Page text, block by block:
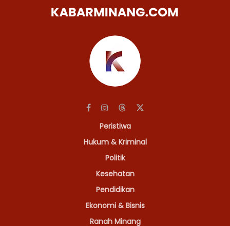
Peristiwa
Hukum & Kriminal
Politik
Kesehatan
Pendidikan
Ekonomi & Bisnis
Ranah Minang